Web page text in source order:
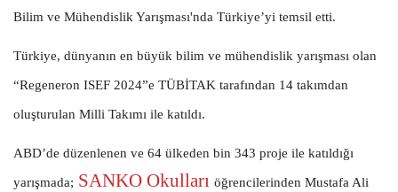
Bilim ve Mühendislik Yarışması'nda Türkiye’yi temsil etti.
Türkiye, dünyanın en büyük bilim ve mühendislik yarışması olan
“Regeneron ISEF 2024”e TÜBİTAK tarafından 14 takımdan
oluşturulan Milli Takımı ile katıldı.
ABD’de düzenlenen ve 64 ülkeden bin 343 proje ile katıldığı
yarışmada; SANKO Okulları öğrencilerinden Mustafa Ali